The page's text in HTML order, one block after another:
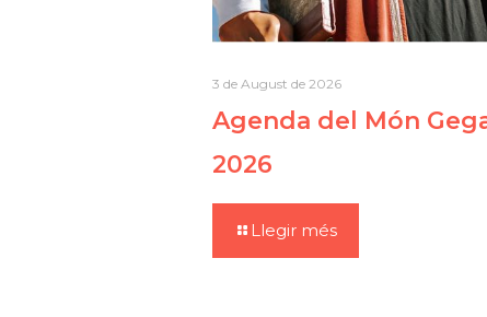
3 de August de 2026
Agenda del Món
2026
Llegir més